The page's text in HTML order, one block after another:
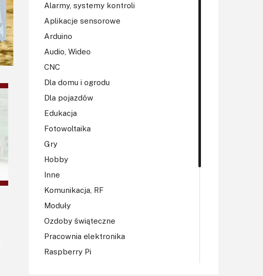
Alarmy, systemy kontroli
Aplikacje sensorowe
Arduino
Audio, Wideo
CNC
Dla domu i ogrodu
Dla pojazdów
Edukacja
Fotowoltaika
Gry
Hobby
Inne
Komunikacja, RF
Moduły
Ozdoby świąteczne
Pracownia elektronika
Raspberry Pi